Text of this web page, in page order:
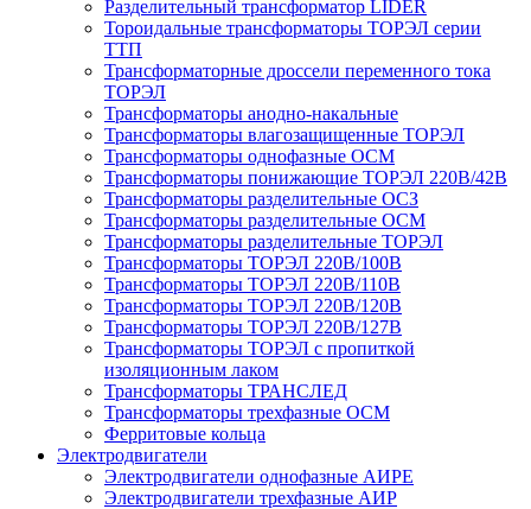
Разделительный трансформатор LIDER
Тороидальные трансформаторы ТОРЭЛ серии
ТТП
Трансформаторные дроссели переменного тока
ТОРЭЛ
Трансформаторы анодно-накальные
Трансформаторы влагозащищенные ТОРЭЛ
Трансформаторы однофазные ОСМ
Трансформаторы понижающие ТОРЭЛ 220В/42В
Трансформаторы разделительные ОСЗ
Трансформаторы разделительные ОСМ
Трансформаторы разделительные ТОРЭЛ
Трансформаторы ТОРЭЛ 220В/100В
Трансформаторы ТОРЭЛ 220В/110В
Трансформаторы ТОРЭЛ 220В/120В
Трансформаторы ТОРЭЛ 220В/127В
Трансформаторы ТОРЭЛ с пропиткой
изоляционным лаком
Трансформаторы ТРАНСЛЕД
Трансформаторы трехфазные ОСМ
Ферритовые кольца
Электродвигатели
Электродвигатели однофазные АИРЕ
Электродвигатели трехфазные АИР